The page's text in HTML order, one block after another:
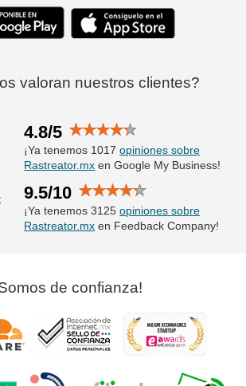
valoran nuestros clientes?
4.8/5
¡Ya tenemos 1017opiniones sobre
Rastreator.mx en Google My Business!
9.5/10
¡Ya tenemos 3125opiniones sobre
Rastreator.mx en Feedback Company!
de confianza!